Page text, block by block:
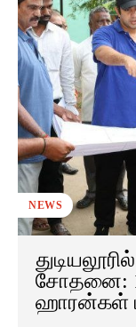
NEWS
சோதனை:
ஹாரன்கள்